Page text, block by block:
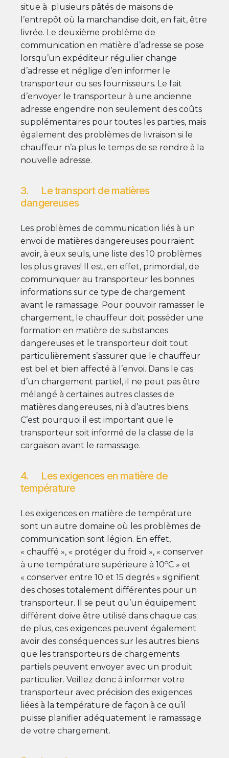
situe à plusieurs pâtés de maisons de
l’entrepôt où la marchandise doit, en fait, être
livrée. Le deuxième problème de
communication en matière d’adresse se pose
lorsqu’un expéditeur régulier change
d’adresse et néglige d’en informer le
transporteur ou ses fournisseurs. Le fait
d’envoyer le transporteur à une ancienne
adresse engendre non seulement des coûts
supplémentaires pour toutes les parties, mais
également des problèmes de livraison si le
chauffeur n’a plus le temps de se rendre à la
nouvelle adresse.
3. Le transport de matières
dangereuses
Les problèmes de communication liés à un
envoi de matières dangereuses pourraient
avoir, à eux seuls, une liste des 10 problèmes
les plus graves! Il est, en effet, primordial, de
communiquer au transporteur les bonnes
informations sur ce type de chargement
avant le ramassage. Pour pouvoir ramasser le
chargement, le chauffeur doit posséder une
formation en matière de substances
dangereuses et le transporteur doit tout
particulièrement s’assurer que le chauffeur
est bel et bien affecté à l’envoi. Dans le cas
d’un chargement partiel, il ne peut pas être
mélangé à certaines autres classes de
matières dangereuses, ni à d’autres biens.
C’est pourquoi il est important que le
transporteur soit informé de la classe de la
cargaison avant le ramassage.
4. Les exigences en matière de
température
Les exigences en matière de température
sont un autre domaine où les problèmes de
communication sont légion. En effet,
« chauffé », « protéger du froid », « conserver
à une température supérieure à 10oC » et
« conserver entre 10 et 15 degrés » signifient
des choses totalement différentes pour un
transporteur. Il se peut qu’un équipement
différent doive être utilisé dans chaque cas;
de plus, ces exigences peuvent également
avoir des conséquences sur les autres biens
que les transporteurs de chargements
partiels peuvent envoyer avec un produit
particulier. Veillez donc à informer votre
transporteur avec précision des exigences
liées à la température de façon à ce qu’il
puisse planifier adéquatement le ramassage
de votre chargement.